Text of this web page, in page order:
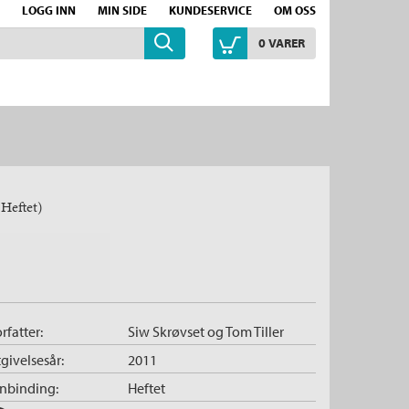
LOGG INN MIN SIDE KUNDESERVICE OM OSS
0VARER
Siw SkrøvsetogTom Tiller
Heftet
2011